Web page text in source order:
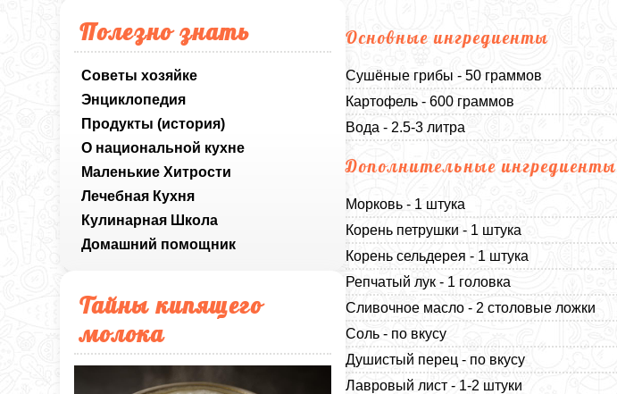
Полезно знать
Советы хозяйке
Энциклопедия
Продукты (история)
О национальной кухне
Маленькие Хитрости
Лечебная Кухня
Кулинарная Школа
Домашний помощник
Тайны кипящего
молока
Основные ингредиенты
Сушёные грибы - 50 граммов
Картофель - 600 граммов
Вода - 2.5-3 литра
Дополнительные ингредиенты
Морковь - 1 штука
Корень петрушки - 1 штука
Корень сельдерея - 1 штука
Репчатый лук - 1 головка
Сливочное масло - 2 столовые ложки
Соль - по вкусу
Душистый перец - по вкусу
Лавровый лист - 1-2 штуки